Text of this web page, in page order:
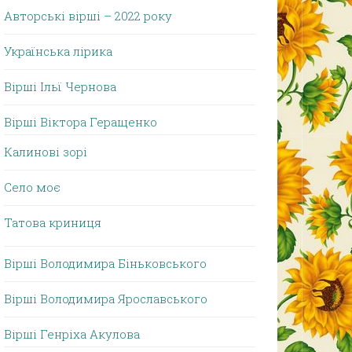
Авторські вірші – 2022 року
Українська лірика
Вірші Ільї Чернова
Вірші Віктора Геращенко
Калинові зорі
Село моє
Татова криниця
Вірші Володимира Біньковського
Вірші Володимира Ярославського
Вірші Генріха Акулова